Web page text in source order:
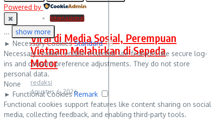
Internasional
Viral di Media Sosial, Perempuan
Vietnam Melahirkan di Sepeda
Motor
redaksi
Agustus 6, 2026
Powered by
✖
...
show more
► Necessary Cookies Standard
Necessary cookies enable essential site features like secure log-
ins and consent preference adjustments. They do not store
personal data.
None
► Functional Cookies Remark
Functional cookies support features like content sharing on social
media, collecting feedback, and enabling third-party tools.